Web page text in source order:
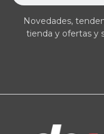
Novedades,
tienda y ofertas y